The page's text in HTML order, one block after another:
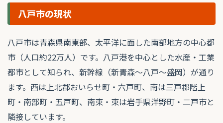
八戸市の現状
八戸市は青森県南東部、太平洋に面した南部地方の中心都
市（人口約22万人）です。八戸港を中心とした水産・工業
都市として知られ、新幹線（新青森〜八戸〜盛岡）が通り
ます。西は上北郡おいらせ町・六戸町、南は三戸郡階上
町・南部町・五戸町、南東・東は岩手県洋野町・二戸市と
隣接しています。